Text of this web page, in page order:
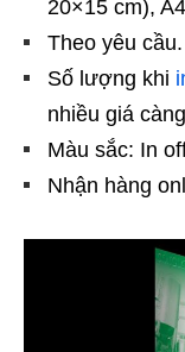
20×15 cm),
Theo yêu cầu.
Số lượng khi
nhiều giá
Màu sắc: In
Nhận hàng